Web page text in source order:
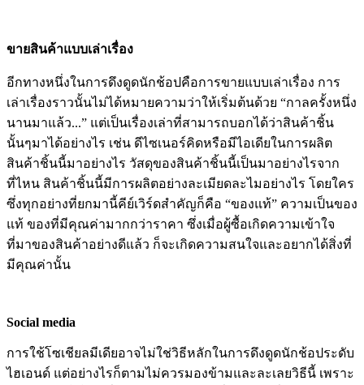
ขายสินค้าแบบเล่าเรื่อง
อีกทางหนึ่งในการดึงดูดนักช้อปคือการขายแบบเล่าเรื่อง การ
เล่าเรื่องราวนั้นไม่ได้หมายความว่าให้เริ่มต้นด้วย “กาลครั้งหนึ่ง
นานมาแล้ว...” แต่เป็นเรื่องเล่าที่สามารถบอกได้ว่าสินค้าชิ้น
นั้นๆมาได้อย่างไร เช่น ดีไซเนอร์คิดหรือมีไอเดียในการผลิต
สินค้าชิ้นนี้มาอย่างไร วัสดุของสินค้าชิ้นนี้เป็นมาอย่างไรจาก
ที่ไหน สินค้าชิ้นนี้มีการผลิตอย่างละเมียดละไมอย่างไร โดยใคร
ซึ่งทุกอย่างที่ยกมานี้คีย์เวิร์ดสำคัญก็คือ “ของแท้” ความเป็นของ
แท้ ของที่มีคุณค่ามากกว่าราคา ซึ่งเมื่อผู้ซื้อเกิดความเข้าใจ
ที่มาของสินค้าอย่างดีแล้ว ก็จะเกิดความสนใจและอยากได้สิ่งที่
มีคุณค่านั้น
Social media
การใช้โซเชียลมีเดียอาจไม่ใช่วิธีหลักในการดึงดูดนักช้อประดับ
ไฮเอนด์ แต่อย่างไรก็ตามไม่ควรมองข้ามและละเลยวิธีนี้ เพราะ